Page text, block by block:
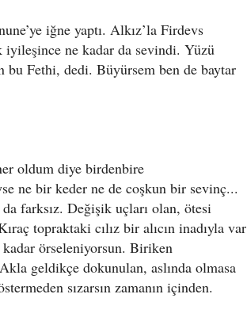
iğne yaptı. Alkız’la Firdevs
iyileşince ne kadar da sevindi. Yüzü
bu Fethi, dedi. Büyürsem ben de baytar
oldum diye birdenbire
ne bir keder ne de coşkun bir sevinç...
farksız. Değişik uçları olan, ötesi
topraktaki cılız bir alıcın inadıyla var
kadar örseleniyorsun. Biriken
geldikçe dokunulan, aslında olmasa
sızarsın zamanın içinden.